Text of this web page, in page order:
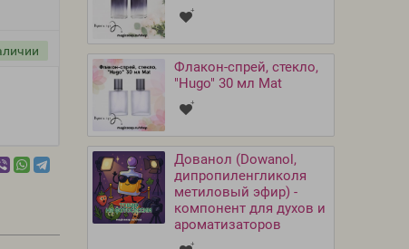
Флакон-спрей, стекло,
"Hugo" 30 мл Mat
Дованол (Dowanol,
дипропиленгликоля
метиловый эфир) -
компонент для духов и
ароматизаторов